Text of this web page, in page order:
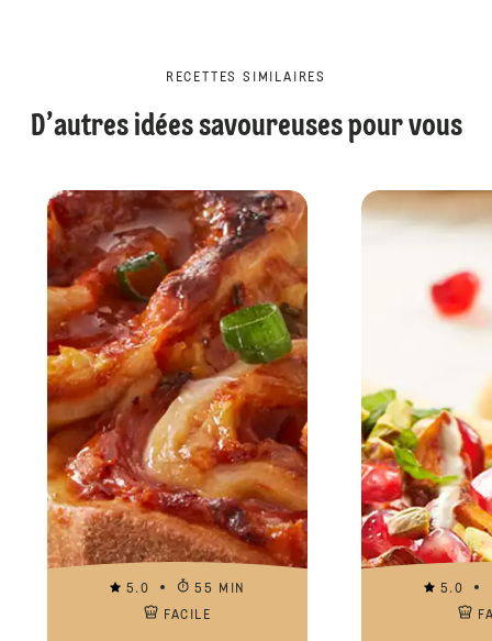
RECETTES SIMILAIRES
D’autres idées savoureuses pour vous
5.0
55 MIN
FACILE
5.0